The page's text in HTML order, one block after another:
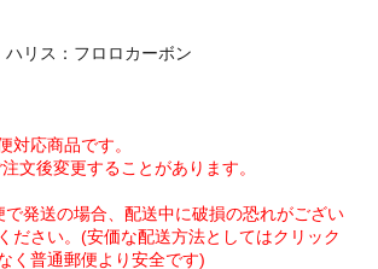
リス：フロロカーボン
対応商品です。
文後変更することがあります。
発送の場合、配送中に破損の恐れがござい
ださい。(安価な配送方法としてはクリック
く普通郵便より安全です)